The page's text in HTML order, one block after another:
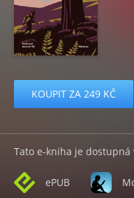
KOUPIT ZA 249 KČ
Tato e-kniha je dostupná
ePUB